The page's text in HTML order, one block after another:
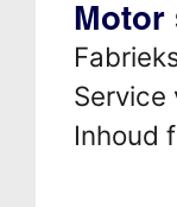
Motor
Service
Inhoud